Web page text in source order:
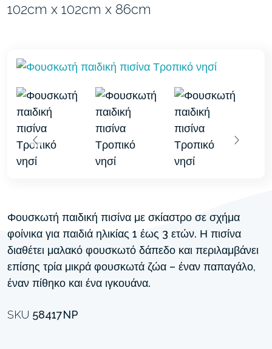
102cm x 102cm x 86cm
Φουσκωτή παιδική πισίνα με σκίαστρο σε σχήμα
φοίνικα για παιδιά ηλικίας 1 έως 3 ετών. Η πισίνα
διαθέτει μαλακό φουσκωτό δάπεδο και περιλαμβάνει
επίσης τρία μικρά φουσκωτά ζώα – έναν παπαγάλο,
έναν πίθηκο και ένα ιγκουάνα.
SKU 58417NP